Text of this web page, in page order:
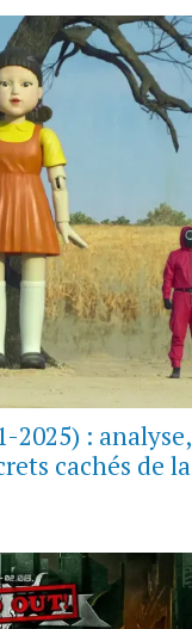
2025) : analyse,
cachés de la